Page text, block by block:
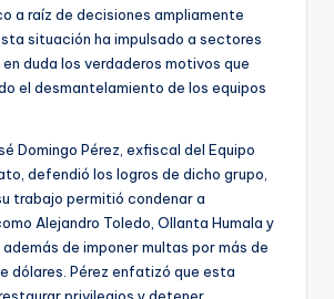
a raíz de decisiones ampliamente
situación ha impulsado a sectores
duda los verdaderos motivos que
el desmantelamiento de los equipos
Domingo Pérez, exfiscal del Equipo
defendió los logros de dicho grupo,
trabajo permitió condenar a
Alejandro Toledo, Ollanta Humala y
de imponer multas por más de
dólares. Pérez enfatizó que esta
privilegios y detener